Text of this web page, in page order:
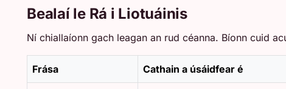
Bealaí le Rá i Liotuáinis
Ní chiallaíonn gach leagan an rud céanna. Bíonn cuid
Frása Cathain a úsáidfear é